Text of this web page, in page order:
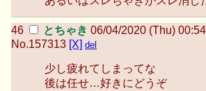
とちゃき 06/04/2020 (Thu)
No.157313 [X] del
少し疲れてしまってな
後は任せ…好きにどうぞ